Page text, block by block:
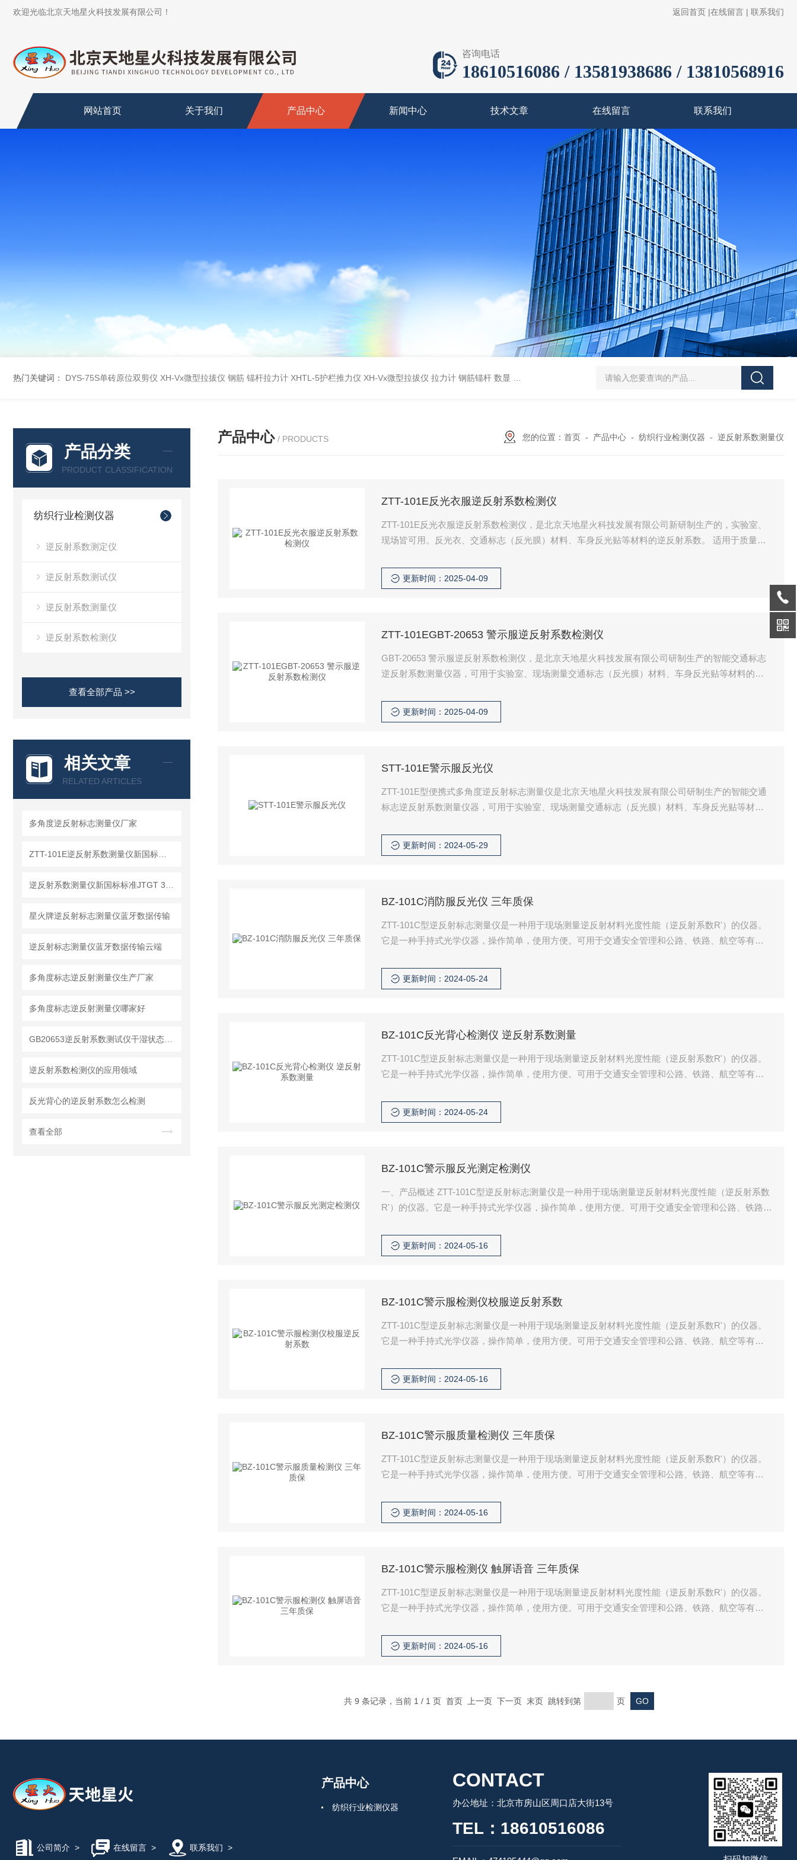
欢迎光临北京天地星火科技发展有限公司！ 返回首页 |在线留言 | 联系我们
咨询电话
18610516086 / 13581938686 / 13810568916
网站首页 关于我们 产品中心 新闻中心 技术文章 在线留言 联系我们
热门关键词： DYS-75S单砖原位双剪仪 XH-Vx微型拉拔仪 钢筋 锚杆拉力计 XHTL-5护栏推力仪 XH-Vx微型拉拔仪 拉力计 钢筋锚杆 数显 QCJ-50/100型漆膜落锤冲击测试仪交通U型板 ZTT-970C通信管道静摩擦系
产品分类
PRODUCT CLASSIFICATION
纺织行业检测仪器
逆反射系数测定仪
逆反射系数测试仪
逆反射系数测量仪
逆反射系数检测仪
查看全部产品 >>
相关文章
RELATED ARTICLES
多角度逆反射标志测量仪厂家
星火牌逆反射标志测量仪蓝牙数据传输
逆反射标志测量仪蓝牙数据传输云端
多角度标志逆反射测量仪生产厂家
多角度标志逆反射测量仪哪家好
逆反射系数检测仪的应用领域
反光背心的逆反射系数怎么检测
查看全部
产品中心 / PRODUCTS 您的位置： 首页 - 产品中心 - 纺织行业检测仪器 - 逆反射系数测量仪
ZTT-101E反光衣服逆反射系数检测仪
ZTT-101E反光衣服逆反射系数检测仪，是北京天地星火科技发展有限公司新研制生产的，实验室、
现场皆可用。反光衣、交通标志（反光膜）材料、车身反光贴等材料的逆反射系数。 适用于质量监
对货车类机动车车身反光标识反光性能的测量；逆反射材料生产厂家对其生产的反光材料质量的监
测。
更新时间：2025-04-09
ZTT-101EGBT-20653 警示服逆反射系数检测仪
GBT-20653 警示服逆反射系数检测仪，是北京天地星火科技发展有限公司研制生产的智能交通标志
逆反射系数测量仪器，可用于实验室、现场测量交通标志（反光膜）材料、车身反光贴等材料的逆
通管理部门、车辆检测所对货车类机动车车身反光标识反光性能的测量；逆反射材料生产厂家对其
生产的反光材料质量的监测。
更新时间：2025-04-09
STT-101E警示服反光仪
ZTT-101E型便携式多角度逆反射标志测量仪是北京天地星火科技发展有限公司研制生产的智能交通
标志逆反射系数测量仪器，可用于实验室、现场测量交通标志（反光膜）材料、车身反光贴等材料
验；交通管理部门、车辆检测所对货车类机动车车身反光标识反光性能的测量；逆反射材料生产厂
家对其生产的反光材料质量的监测。
更新时间：2024-05-29
BZ-101C消防服反光仪 三年质保
ZTT-101C型逆反射标志测量仪是一种用于现场测量逆反射材料光度性能（逆反射系数R'）的仪器。
它是一种手持式光学仪器，操作简单，使用方便。可用于交通安全管理和公路、铁路、航空等有关
逆反射材料反光质量的监测，以确保逆反射标志材料达到有关标准规定的要求。该仪器由光学系
统、探测放大系统、电源及其控制系统、显示系统和仪
更新时间：2024-05-24
BZ-101C反光背心检测仪 逆反射系数测量
ZTT-101C型逆反射标志测量仪是一种用于现场测量逆反射材料光度性能（逆反射系数R'）的仪器。
它是一种手持式光学仪器，操作简单，使用方便。可用于交通安全管理和公路、铁路、航空等有关
逆反射材料反光质量的监测，以确保逆反射标志材料达到有关标准规定的要求。该仪器由光学系
统、探测放大系统、电源及其控制系统、显示系统和仪
更新时间：2024-05-24
BZ-101C警示服反光测定检测仪
一、产品概述 ZTT-101C型逆反射标志测量仪是一种用于现场测量逆反射材料光度性能（逆反射系数
R'）的仪器。它是一种手持式光学仪器，操作简单，使用方便。可用于交通安全管理和公路、铁路、
测量、生产逆反射材料反光质量的监测，以确保逆反射标志材料达到有关标准规定的要求。该仪器
由光学系统、探测放大系统、电源及其控
更新时间：2024-05-16
BZ-101C警示服检测仪校服逆反射系数
ZTT-101C型逆反射标志测量仪是一种用于现场测量逆反射材料光度性能（逆反射系数R'）的仪器。
它是一种手持式光学仪器，操作简单，使用方便。可用于交通安全管理和公路、铁路、航空等有关
逆反射材料反光质量的监测，以确保逆反射标志材料达到有关标准规定的要求。该仪器由光学系
统、探测放大系统、电源及其控
更新时间：2024-05-16
BZ-101C警示服质量检测仪 三年质保
ZTT-101C型逆反射标志测量仪是一种用于现场测量逆反射材料光度性能（逆反射系数R'）的仪器。
它是一种手持式光学仪器，操作简单，使用方便。可用于交通安全管理和公路、铁路、航空等有关
逆反射材料反光质量的监测，以确保逆反射标志材料达到有关标准规定的要求。该仪器由光学系
统、探测放大系统、电源及其控
更新时间：2024-05-16
BZ-101C警示服检测仪 触屏语音 三年质保
ZTT-101C型逆反射标志测量仪是一种用于现场测量逆反射材料光度性能（逆反射系数R'）的仪器。
它是一种手持式光学仪器，操作简单，使用方便。可用于交通安全管理和公路、铁路、航空等有关
逆反射材料反光质量的监测，以确保逆反射标志材料达到有关标准规定的要求。该仪器由光学系
统、探测放大系统、电源及其控
更新时间：2024-05-16
共 9 条记录，当前 1 / 1 页 首页 上一页 下一页 末页 跳转到第 页
公司简介 > 在线留言> 联系我们 >
产品中心
纺织行业检测仪器
CONTACT
办公地址：北京市房山区周口店大街13号
TEL：18610516086